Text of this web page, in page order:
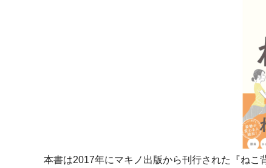
本書は2017年にマキノ出版から刊行された『ねこ